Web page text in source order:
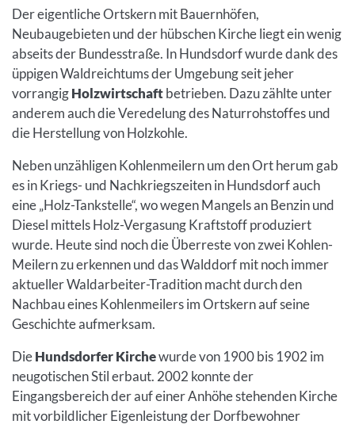
Der eigentliche Ortskern mit Bauernhöfen,
Neubaugebieten und der hübschen Kirche liegt ein wenig
abseits der Bundesstraße. In Hundsdorf wurde dank des
üppigen Waldreichtums der Umgebung seit jeher
vorrangigHolzwirtschaftbetrieben. Dazu zählte unter
anderem auch die Veredelung des Naturrohstoffes und
die Herstellung von Holzkohle.
Neben unzähligen Kohlenmeilern um den Ort herum gab
es in Kriegs- und Nachkriegszeiten in Hundsdorf auch
eine „Holz-Tankstelle“, wo wegen Mangels an Benzin und
Diesel mittels Holz-Vergasung Kraftstoff produziert
wurde. Heute sind noch die Überreste von zwei Kohlen-
Meilern zu erkennen und das Walddorf mit noch immer
aktueller Waldarbeiter-Tradition macht durch den
Nachbau eines Kohlenmeilers im Ortskern auf seine
Geschichte aufmerksam.
DieHundsdorfer Kirchewurde von 1900 bis 1902 im
neugotischen Stil erbaut. 2002 konnte der
Eingangsbereich der auf einer Anhöhe stehenden Kirche
mit vorbildlicher Eigenleistung der Dorfbewohner